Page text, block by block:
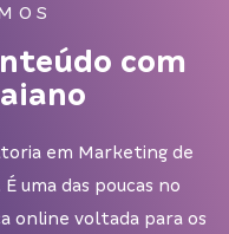
com
em Marketing de
uma das poucas no
online voltada para os